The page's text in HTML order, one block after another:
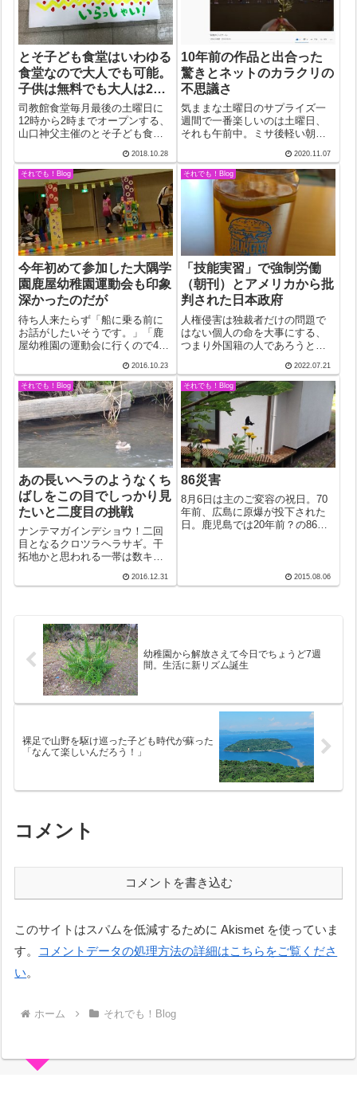
とそ子ども食堂はいわゆる
食堂なので大人でも可能。
子供は無料でも大人は200
円。
司教館食堂毎月最後の土曜日に
12時から2時までオープンする、
山口神父主催のとそ子ども食
館が2時間だけの食堂に変身す
る。かつての会議室と食堂を改
装したもの。改装といっても、
床が量販店でも手に入る柔らか
い素材のマット...
2018.10.28
10年前の作品と出合った
驚きとネットのカラクリの
不思議さ
気ままな土曜日のサプライズ一
週間で一番楽しいのは土曜日、
それも午前中。ミサ後軽い朝食
聞に目を通す至福の時。最近
は、ブログに上げる画像を動画
にしたところから毎日ユーチュ
ーブを開くようになった。最近
は、奄美に関するも...
2020.11.07
それでも！Blog
今年初めて参加した大隅学
園鹿屋幼稚園運動会も印象
深かったのだが
待ち人来たらず「船に乗る前に
お話がしたいそうです。」「鹿
屋幼稚園の運動会に行くので4時
のか見当もつかないまま約束は
したものの、何となく「面倒く
さいなー」のまま運動会を1時半
に切り上げて４時前帰館。ひげ
もそり直し、...
2016.10.23
それでも！Blog
「技能実習」で強制労働
（朝刊）とアメリカから批
判された日本政府
人権侵害は独裁者だけの問題で
はない個人の命を大事にする、
つまり外国籍の人であろうと同
本のところでの認識が欠如して
いるので、外国籍の人のことは
人ごとにしか感じられない。だ
から、アメリカから指摘されな
くても、「誰であ...
2022.07.21
それでも！Blog
あの長いヘラのようなくち
ばしをこの目でしっかり見
たいと二度目の挑戦
ナンテマガインデショウ！二回
目となるクロツラヘラサギ。干
拓地かと思われる一帯は数キロ
りの沼地もあって野鳥たちの天
を進めた。しばらく...
2016.12.31
それでも！Blog
86災害
8月6日は主のご変容の祝日。70
年前、広島に原爆が投下された
日。鹿児島では20年前？の86水
日といい、被昇天祭の8月15日の
終戦といい、戦争も水害も教...
2015.08.06
幼稚園から解放さえて今日でちょうど7週
間。生活に新リズム誕生
裸足で山野を駆け巡った子ども時代が蘇った
「なんて楽しいんだろう！」
コメント
コメントを書き込む
このサイトはスパムを低減するために Akismet を使っていま
す。
コメントデータの処理方法の詳細はこちらをご覧くださ
い。
ホーム それでも！Blog